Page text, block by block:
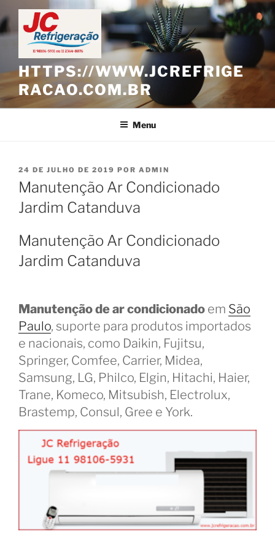
Pular
para
o
conteúdo
HTTPS://WWW.JCREFRIGE
RACAO.COM.BR
Menu
PUBLICADO
EM
24 DE JULHO DE 2019 POR ADMIN
Manutenção Ar Condicionado
Jardim Catanduva
Manutenção Ar Condicionado
Jardim Catanduva
Manutenção de ar condicionado em São
Paulo, suporte para produtos importados
e nacionais, como Daikin, Fujitsu,
Springer, Comfee, Carrier, Midea,
Samsung, LG, Philco, Elgin, Hitachi, Haier,
Trane, Komeco, Mitsubish, Electrolux,
Brastemp, Consul, Gree e York.